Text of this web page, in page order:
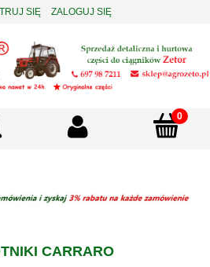
SIĘ ZALOGUJ SIĘ
CARRARO